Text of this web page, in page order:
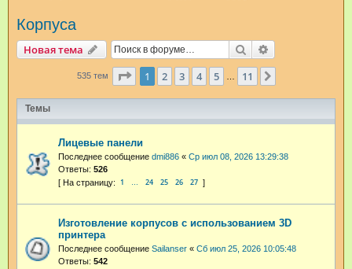
Корпуса
Новая тема Поиск
535 тем Страница из 11
1 2 3 4 5 11
Темы
Лицевые панели
Последнее сообщение dmi886 « Ср июл 08, 2026 13:29:38
Ответы: 526
1 … 24 25 26 27
Изготовление корпусов с использованием 3D
принтера
Последнее сообщение Sailanser « Сб июл 25, 2026 10:05:48
Ответы: 542